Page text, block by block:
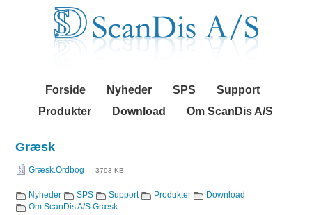
Navigation
Forside Nyheder SPS
Support
Produkter
Download Om ScanDis A/S
Græsk
Græsk.Ordbog— 3793 KB
Navigation
Nyheder SPS Support Produkter
Download
Om ScanDis A/S Græsk